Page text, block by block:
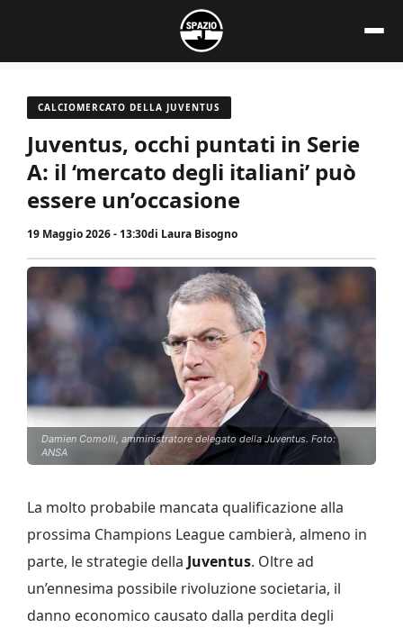
contenuto
CALCIOMERCATO DELLA JUVENTUS
Juventus, occhi puntati in Serie
A: il ‘mercato degli italiani’ può
essere un’occasione
19 Maggio 2026 - 13:30di Laura Bisogno
Damien Comolli, amministratore delegato della Juventus. Foto:
ANSA
La molto probabile mancata qualificazione alla
prossima Champions League cambierà, almeno in
parte, le strategie della Juventus. Oltre ad
un’ennesima possibile rivoluzione societaria, il
danno economico causato dalla perdita degli